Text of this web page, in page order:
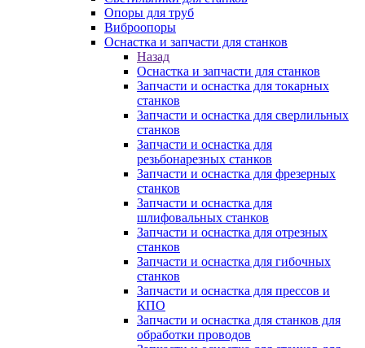
Опоры для труб
Виброопоры
Оснастка и запчасти для станков
Назад
Оснастка и запчасти для станков
Запчасти и оснастка для токарных
станков
Запчасти и оснастка для сверлильных
станков
Запчасти и оснастка для
резьбонарезных станков
Запчасти и оснастка для фрезерных
станков
Запчасти и оснастка для
шлифовальных станков
Запчасти и оснастка для отрезных
станков
Запчасти и оснастка для гибочных
станков
Запчасти и оснастка для прессов и
КПО
Запчасти и оснастка для станков для
обработки проводов